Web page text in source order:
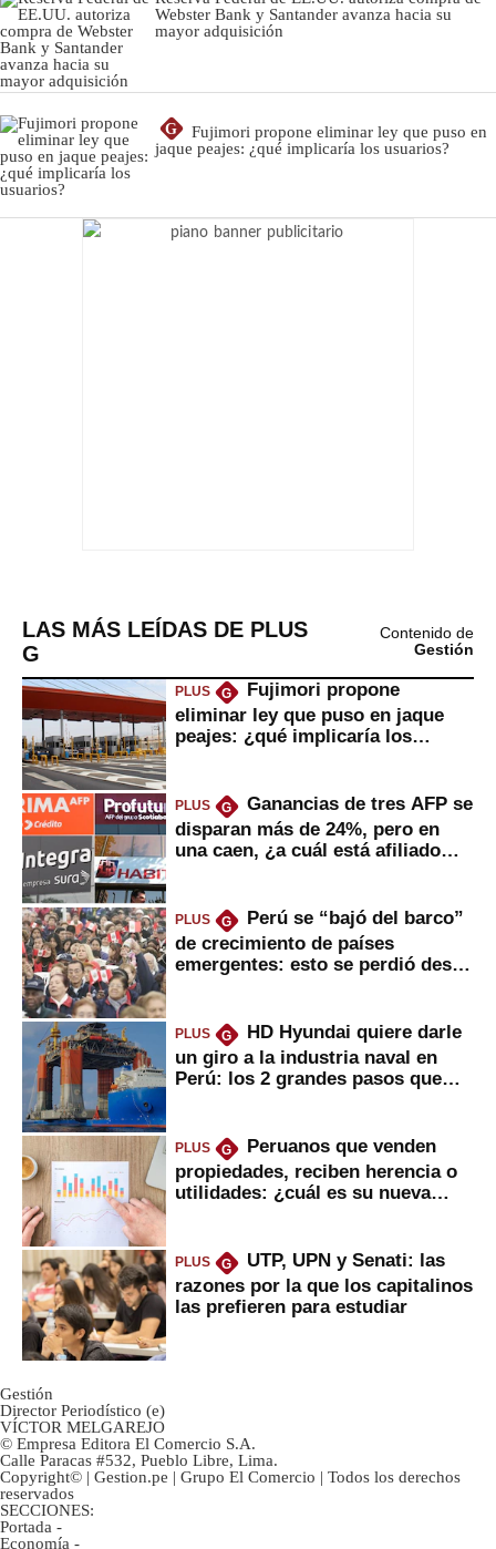
Webster Bank y Santander avanza hacia su
mayor adquisición
G
Fujimori propone eliminar ley que puso en
jaque peajes: ¿qué implicaría los usuarios?
LAS MÁS LEÍDAS DE PLUS
G
Contenido de
Gestión
PLUS G
Fujimori propone
eliminar ley que puso en jaque
peajes: ¿qué implicaría los
PLUS G
Ganancias de tres AFP se
disparan más de 24%, pero en
una caen, ¿a cuál está afiliado
PLUS G
Perú se “bajó del barco”
de crecimiento de países
emergentes: esto se perdió desde
PLUS G
HD Hyundai quiere darle
un giro a la industria naval en
Perú: los 2 grandes pasos que
PLUS G
Peruanos que venden
propiedades, reciben herencia o
utilidades: ¿cuál es su nueva
PLUS G
UTP, UPN y Senati: las
razones por la que los capitalinos
las prefieren para estudiar
Gestión
Director Periodístico (e)
VÍCTOR MELGAREJO
© Empresa Editora El Comercio S.A.
Calle Paracas #532, Pueblo Libre, Lima.
Copyright© | Gestion.pe | Grupo El Comercio | Todos los derechos
reservados
SECCIONES:
Portada -
Economía -